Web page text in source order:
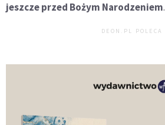
jeszcze przed Bożym Narodzeniem.
DEON.PL POLECA